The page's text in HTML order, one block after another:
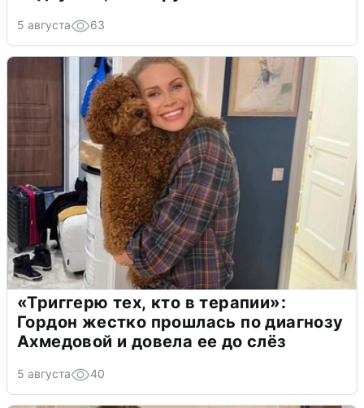
5 августа 63
«Триггерю тех, кто в терапии»:
Гордон жестко прошлась по диагнозу
Ахмедовой и довела ее до слёз
5 августа 40